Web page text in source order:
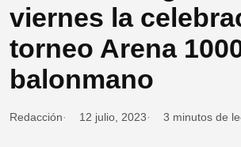
viernes la
torneo Arena
balonmano
Redacción 12 julio, 2023 3 minutos de